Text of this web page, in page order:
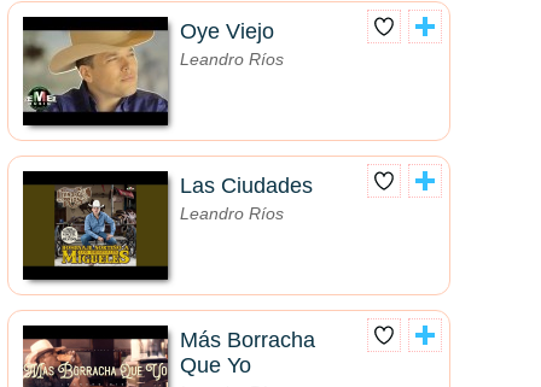
Oye Viejo
Leandro Ríos
Las Ciudades
Leandro Ríos
Más Borracha
Que Yo